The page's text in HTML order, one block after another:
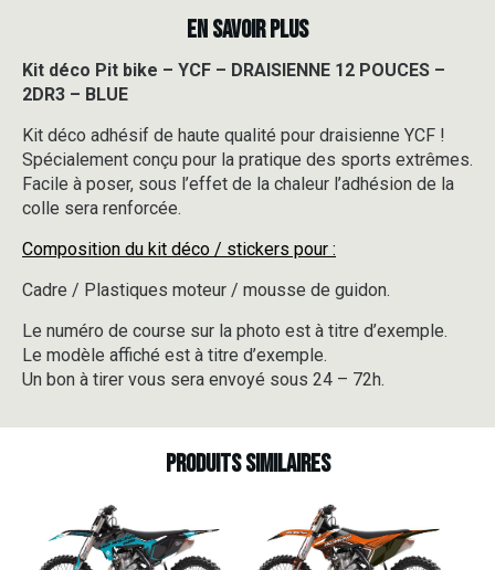
-
DRAISIENNE
POUCES
-
2DR3
-
BLUE
EN SAVOIR PLUS
Kit déco Pit bike – YCF – DRAISIENNE 12 POUCES –
2DR3 – BLUE
Kit déco adhésif de haute qualité pour draisienne YCF !
Spécialement conçu pour la pratique des sports extrêmes.
Facile à poser, sous l’effet de la chaleur l’adhésion de la
colle sera renforcée.
Composition du kit déco / stickers pour :
Cadre / Plastiques moteur / mousse de guidon.
Le numéro de course sur la photo est à titre d’exemple.
Le modèle affiché est à titre d’exemple.
Un bon à tirer vous sera envoyé sous 24 – 72h.
Produits similaires